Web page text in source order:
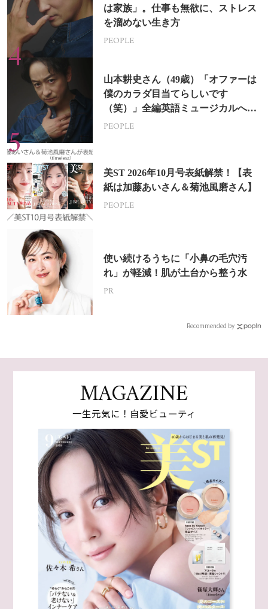
は家族」。仕事も無欲に、ストレス
を溜めない生き方
PEOPLE
山本耕史さん（49歳）「オファーは
僕のカラダ目当てらしいです
（笑）」全編英語ミュージカルへの
挑戦
PEOPLE
美ST 2026年10月号表紙解禁！【表
紙は加藤あいさん＆菊池風磨さん】
PEOPLE
使い続けるうちに「小鼻の毛穴汚
れ」が軽減！肌が土台から整う水
PR
Recommended by
MAGAZINE
一生元気に！自愛ビューティ